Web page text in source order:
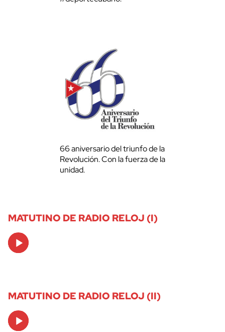
66 aniversario del triunfo de la
Revolución. Con la fuerza de la
unidad.
MATUTINO DE RADIO RELOJ (I)
Audio
Player
MATUTINO DE RADIO RELOJ (II)
Audio
Player